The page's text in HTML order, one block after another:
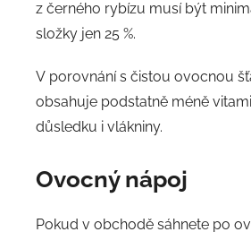
z černého rybízu musí být
složky jen 25 %.
V porovnání s čistou ovocnou
obsahuje podstatně méně
důsledku i vlákniny.
Ovocný nápoj
Pokud v obchodě sáhnete po